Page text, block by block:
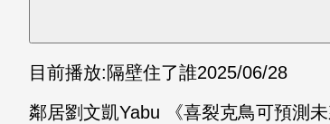
目前播放:隔壁住了誰2025/06/28
鄰居劉文凱Yabu 《喜裂克鳥可預測